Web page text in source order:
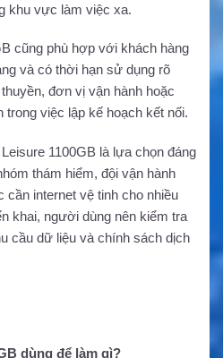
khu vực làm việc xa.
cũng phù hợp với khách hàng
và có thời hạn sử dụng rõ
đơn vị vận hành hoặc
việc lập kế hoạch kết nối.
1100GB là lựa chọn đáng
thám hiểm, đội vận hành
internet vệ tinh cho nhiều
khai, người dùng nên kiểm tra
cầu dữ liệu và chính sách dịch
dùng để làm gì?